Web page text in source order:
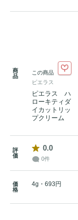
商
品
この商品
ピエラス
ピエラス ハ
ローキティダ
イカットリッ
プクリーム
評
価
0.0
0件
価
格
4g・693円